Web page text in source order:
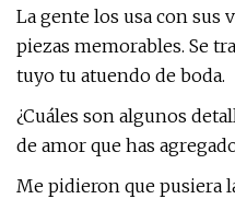
La gente los usa con sus
piezas memorables. Se
tuyo tu atuendo de boda.
¿Cuáles son algunos
de amor que has
Me pidieron que pusiera